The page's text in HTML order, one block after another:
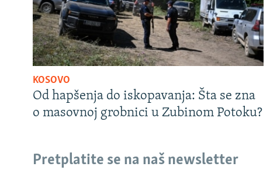
KOSOVO
Od hapšenja do iskopavanja: Šta se zna
o masovnoj grobnici u Zubinom Potoku?
Pretplatite se na naš newsletter